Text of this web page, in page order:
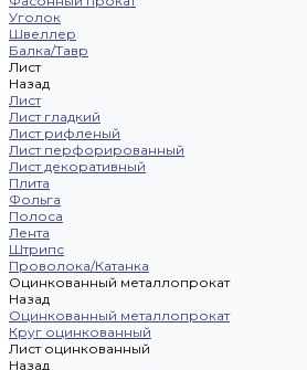
Уголок
Швеллер
Балка/Тавр
Лист
Назад
Лист
Лист гладкий
Лист рифленый
Лист перфорированный
Лист декоративный
Плита
Фольга
Полоса
Лента
Штрипс
Проволока/Катанка
Оцинкованный металлопрокат
Назад
Оцинкованный металлопрокат
Круг оцинкованный
Лист оцинкованный
Назад